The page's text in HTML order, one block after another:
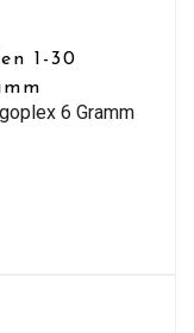
1-30
6 Gramm